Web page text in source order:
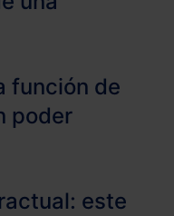
función de
poder
este